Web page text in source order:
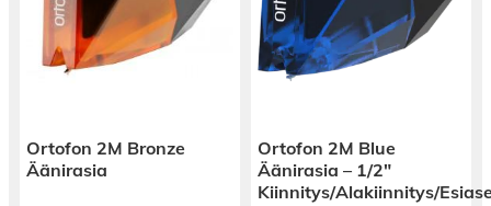
Ortofon 2M Bronze
Äänirasia
Ortofon 2M Blue
Äänirasia – 1/2″
Kiinnitys/Alakiinnitys/